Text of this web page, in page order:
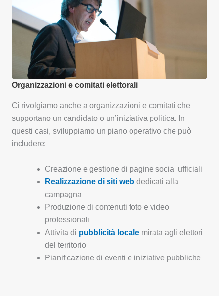
Organizzazioni e comitati elettorali
Ci rivolgiamo anche a organizzazioni e comitati che
supportano un candidato o un’iniziativa politica. In
questi casi, sviluppiamo un piano operativo che può
includere:
Creazione e gestione di pagine social ufficiali
Realizzazione di siti web dedicati alla
campagna
Produzione di contenuti foto e video
professionali
Attività di pubblicità locale mirata agli elettori
del territorio
Pianificazione di eventi e iniziative pubbliche